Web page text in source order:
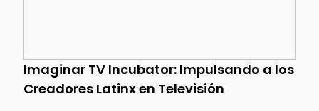
Imaginar TV Incubator: Impulsando a los
Creadores Latinx en Televisión